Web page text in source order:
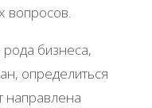
вопросов.
бизнеса,
определиться
направлена